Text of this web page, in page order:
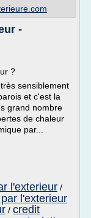
-
?
sensiblement
et c'est la
grand nombre
de chaleur
par...
l'exterieur /
l'exterieur
/ credit